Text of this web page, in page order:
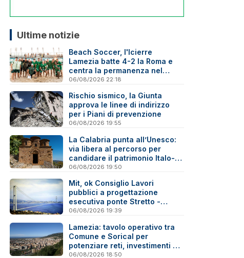
Ultime notizie
Beach Soccer, l'Icierre
Lamezia batte 4-2 la Roma e
centra la permanenza nel
massimo torneo nazionale
06/08/2026 22:18
Rischio sismico, la Giunta
approva le linee di indirizzo
per i Piani di prevenzione
06/08/2026 19:55
La Calabria punta all’Unesco:
via libera al percorso per
candidare il patrimonio Italo-
Greco medievale
06/08/2026 19:50
Mit, ok Consiglio Lavori
pubblici a progettazione
esecutiva ponte Stretto -
Reazioni
06/08/2026 19:39
Lamezia: tavolo operativo tra
Comune e Sorical per
potenziare reti, investimenti e
manutenzione
06/08/2026 18:50